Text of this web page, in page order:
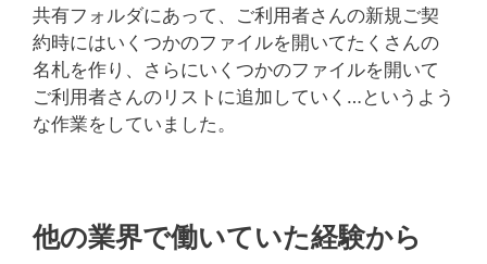
共有フォルダにあって、ご利用者さんの新規ご契
約時にはいくつかのファイルを開いてたくさんの
名札を作り、さらにいくつかのファイルを開いて
ご利用者さんのリストに追加していく…というよう
な作業をしていました。
他の業界で働いていた経験から